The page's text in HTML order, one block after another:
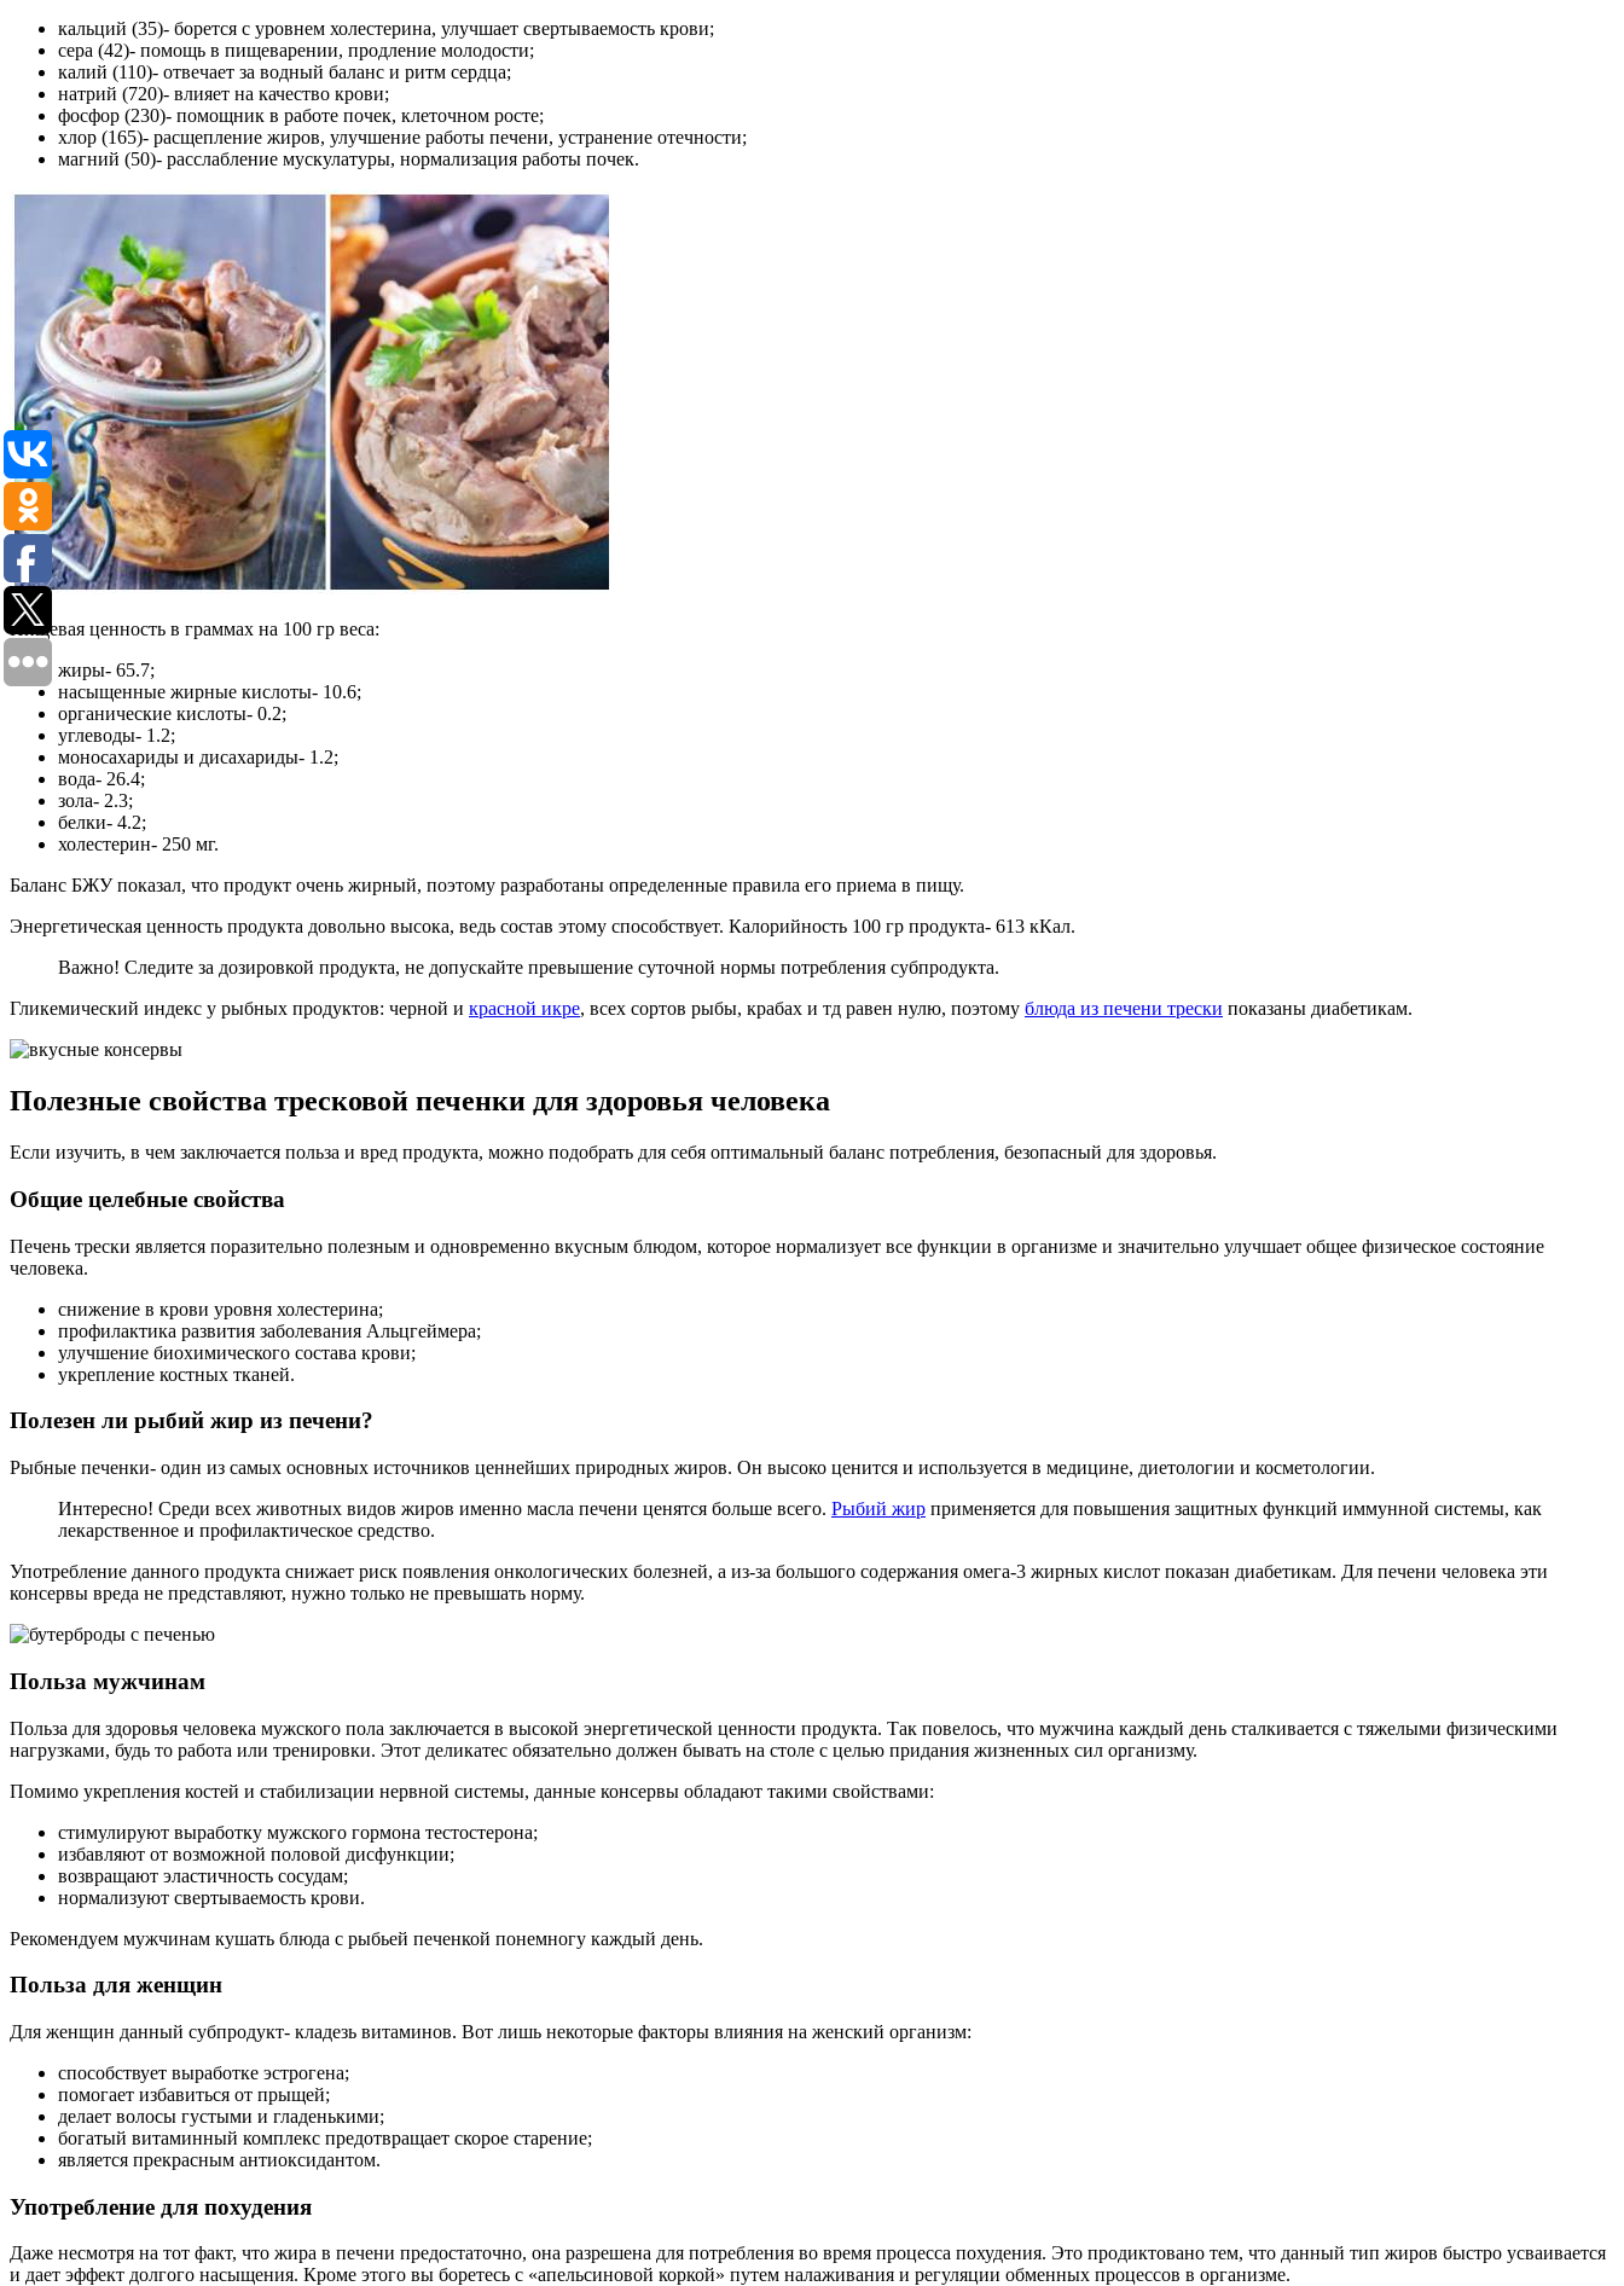
кальций (35)- борется с уровнем холестерина, улучшает свертываемость крови;
сера (42)- помощь в пищеварении, продление молодости;
калий (110)- отвечает за водный баланс и ритм сердца;
натрий (720)- влияет на качество крови;
фосфор (230)- помощник в работе почек, клеточном росте;
хлор (165)- расщепление жиров, улучшение работы печени, устранение отечности;
магний (50)- расслабление мускулатуры, нормализация работы почек.
Пищевая ценность в граммах на 100 гр веса:
жиры- 65.7;
насыщенные жирные кислоты- 10.6;
органические кислоты- 0.2;
углеводы- 1.2;
моносахариды и дисахариды- 1.2;
вода- 26.4;
зола- 2.3;
белки- 4.2;
холестерин- 250 мг.
Баланс БЖУ показал, что продукт очень жирный, поэтому разработаны определенные правила его приема в пищу.
Энергетическая ценность продукта довольно высока, ведь состав этому способствует. Калорийность 100 гр продукта- 613 кКал.
Важно! Следите за дозировкой продукта, не допускайте превышение суточной нормы потребления субпродукта.
Гликемический индекс у рыбных продуктов: черной и красной икре, всех сортов рыбы, крабах и тд равен нулю, поэтому блюда из печени трески показаны диабетикам.
Полезные свойства тресковой печенки для здоровья человека
Если изучить, в чем заключается польза и вред продукта, можно подобрать для себя оптимальный баланс потребления, безопасный для здоровья.
Общие целебные свойства
Печень трески является поразительно полезным и одновременно вкусным блюдом, которое нормализует все функции в организме и значительно улучшает общее физическое состояние
человека.
снижение в крови уровня холестерина;
профилактика развития заболевания Альцгеймера;
улучшение биохимического состава крови;
укрепление костных тканей.
Полезен ли рыбий жир из печени?
Рыбные печенки- один из самых основных источников ценнейших природных жиров. Он высоко ценится и используется в медицине, диетологии и косметологии.
Интересно! Среди всех животных видов жиров именно масла печени ценятся больше всего. Рыбий жир применяется для повышения защитных функций иммунной системы, как
лекарственное и профилактическое средство.
Употребление данного продукта снижает риск появления онкологических болезней, а из-за большого содержания омега-3 жирных кислот показан диабетикам. Для печени человека эти
консервы вреда не представляют, нужно только не превышать норму.
Польза мужчинам
Польза для здоровья человека мужского пола заключается в высокой энергетической ценности продукта. Так повелось, что мужчина каждый день сталкивается с тяжелыми физическими
нагрузками, будь то работа или тренировки. Этот деликатес обязательно должен бывать на столе с целью придания жизненных сил организму.
Помимо укрепления костей и стабилизации нервной системы, данные консервы обладают такими свойствами:
стимулируют выработку мужского гормона тестостерона;
избавляют от возможной половой дисфункции;
возвращают эластичность сосудам;
нормализуют свертываемость крови.
Рекомендуем мужчинам кушать блюда с рыбьей печенкой понемногу каждый день.
Польза для женщин
Для женщин данный субпродукт- кладезь витаминов. Вот лишь некоторые факторы влияния на женский организм:
способствует выработке эстрогена;
помогает избавиться от прыщей;
делает волосы густыми и гладенькими;
богатый витаминный комплекс предотвращает скорое старение;
является прекрасным антиоксидантом.
Употребление для похудения
Даже несмотря на тот факт, что жира в печени предостаточно, она разрешена для потребления во время процесса похудения. Это продиктовано тем, что данный тип жиров быстро усваивается
и дает эффект долгого насыщения. Кроме этого вы боретесь с «апельсиновой коркой» путем налаживания и регуляции обменных процессов в организме.